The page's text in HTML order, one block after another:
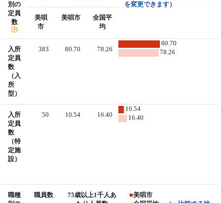
別の
定員
数
を変更できます）
美唄
市
美唄市
全国平
均
入所
定員
数
（入
所
型）
383 80.70 78.26
80.70
78.26
入所
定員
数
（特
定施
設）
50 10.54 16.40
10.54
16.40
職種
職員数
75歳以上1千人あ
■美唄市